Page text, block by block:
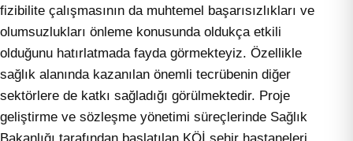
fizibilite çalışmasının da muhtemel başarısızlıkları ve
olumsuzlukları önleme konusunda oldukça etkili
olduğunu hatırlatmada fayda görmekteyiz. Özellikle
sağlık alanında kazanılan önemli tecrübenin diğer
sektörlere de katkı sağladığı görülmektedir. Proje
geliştirme ve sözleşme yönetimi süreçlerinde Sağlık
Bakanlığı tarafından başlatılan KÖİ şehir hastaneleri